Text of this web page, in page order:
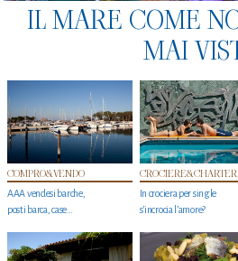
IL MARE COME
MAI
COMPRO&VENDO
AAA vendesi barche,
posti barca, case…
CROCIERE&CHARTER
In crociera per single
s'incrocia l’amore?